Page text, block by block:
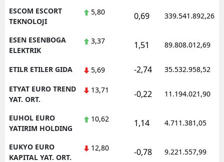
ESCOM ESCORT
TEKNOLOJI
5,80 0,69 339.541.892,26
ESEN ESENBOGA
ELEKTRIK
3,37 1,51 89.808.012,69
ETILR ETILER GIDA 5,69 -2,74 35.532.958,52
ETYAT EURO TREND
YAT. ORT.
13,71 -0,22 11.194.021,90
EUHOL EURO
YATIRIM HOLDING
10,62 1,14 4.711.381,05
EUKYO EURO
KAPITAL YAT. ORT.
12,80 -0,78 9.221.557,99